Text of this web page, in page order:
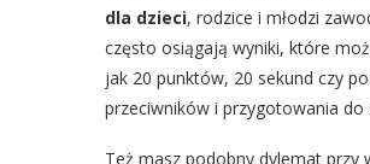
dla dzieci, rodzice i młodzi
często osiągają wyniki, które
jak 20 punktów, 20 sekund czy
przeciwników i przygotowania do
Też masz podobny dylemat przy